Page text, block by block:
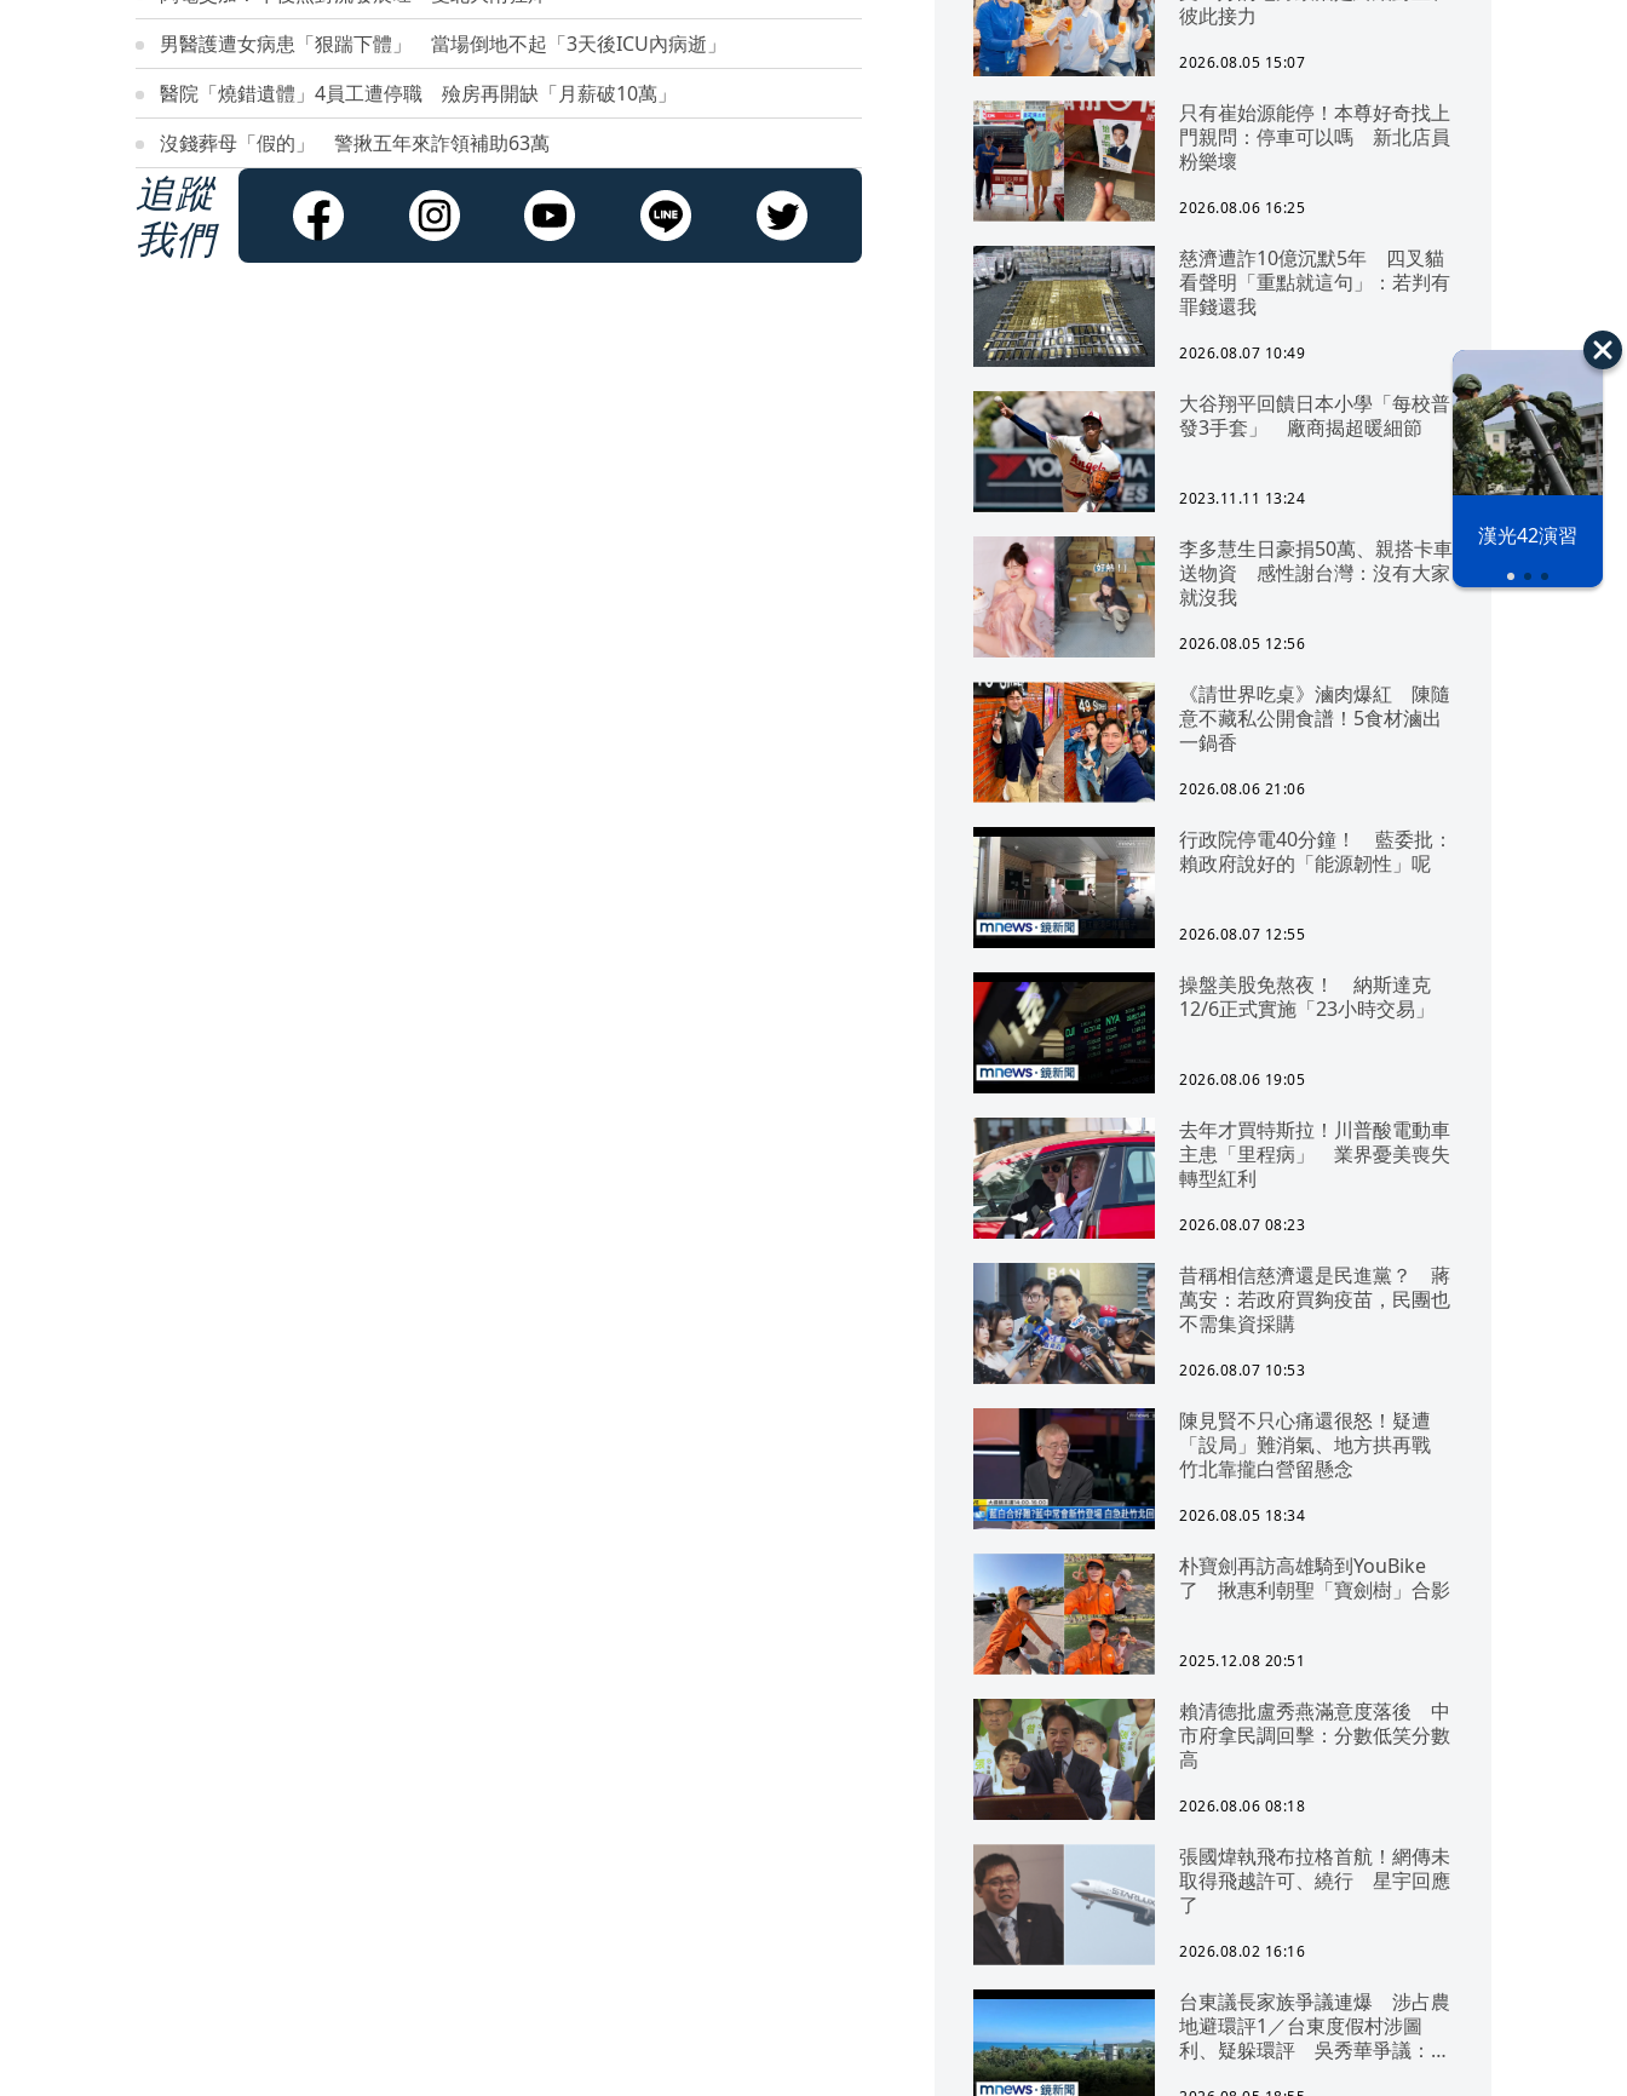
漢光42演習
男醫護遭女病患「狠踹下體」 當場倒地不起「3天後ICU內病逝」
醫院「燒錯遺體」4員工遭停職 殮房再開缺「月薪破10萬」
沒錢葬母「假的」 警揪五年來詐領補助63萬
追蹤
我們
彼此接力
2026.08.05 15:07
只有崔始源能停！本尊好奇找上
門親問：停車可以嗎 新北店員
粉樂壞
2026.08.06 16:25
慈濟遭詐10億沉默5年 四叉貓
看聲明「重點就這句」：若判有
罪錢還我
2026.08.07 10:49
大谷翔平回饋日本小學「每校普
發3手套」 廠商揭超暖細節
2023.11.11 13:24
李多慧生日豪捐50萬、親搭卡車
送物資 感性謝台灣：沒有大家
就沒我
2026.08.05 12:56
《請世界吃桌》滷肉爆紅 陳隨
意不藏私公開食譜！5食材滷出
一鍋香
2026.08.06 21:06
行政院停電40分鐘！ 藍委批：
賴政府說好的「能源韌性」呢
2026.08.07 12:55
操盤美股免熬夜！ 納斯達克
12/6正式實施「23小時交易」
2026.08.06 19:05
去年才買特斯拉！川普酸電動車
主患「里程病」 業界憂美喪失
轉型紅利
2026.08.07 08:23
昔稱相信慈濟還是民進黨？ 蔣
萬安：若政府買夠疫苗，民團也
不需集資採購
2026.08.07 10:53
陳見賢不只心痛還很怒！疑遭
「設局」難消氣、地方拱再戰
竹北靠攏白營留懸念
2026.08.05 18:34
朴寶劍再訪高雄騎到YouBike
了 揪惠利朝聖「寶劍樹」合影
2025.12.08 20:51
賴清德批盧秀燕滿意度落後 中
市府拿民調回擊：分數低笑分數
高
2026.08.06 08:18
張國煒執飛布拉格首航！網傳未
取得飛越許可、繞行 星宇回應
了
2026.08.02 16:16
台東議長家族爭議連爆 涉占農
地避環評1／台東度假村涉圖
利、疑躲環評 吳秀華爭議：概